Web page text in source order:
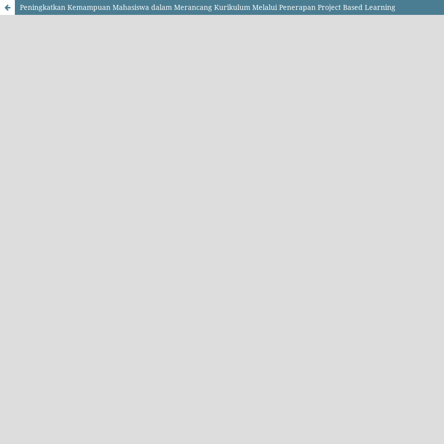
Peningkatkan Kemampuan Mahasiswa dalam Merancang Kurikulum Melalui Penerapan Project Based Learning